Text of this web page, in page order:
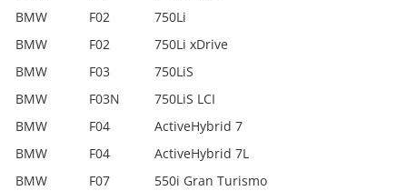
BMW
F02
750Li
BMW
F02
750Li xDrive
BMW
F03
750LiS
BMW
F03N
750LiS LCI
BMW
F04
ActiveHybrid 7
BMW
F04
ActiveHybrid 7L
BMW
F07
550i Gran Turismo